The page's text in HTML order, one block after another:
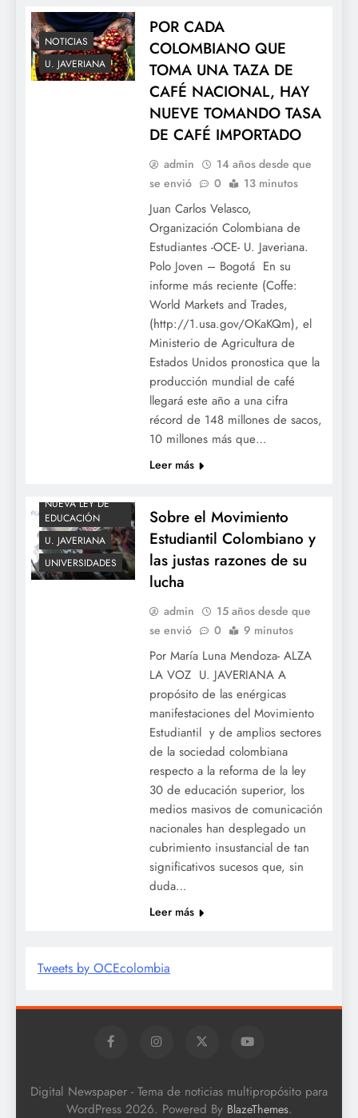
NOTICIAS
U. JAVERIANA
POR CADA
COLOMBIANO QUE
TOMA UNA TAZA DE
CAFÉ NACIONAL, HAY
NUEVE TOMANDO TASA
DE CAFÉ IMPORTADO
admin
14 años desde que
se envió
0 13 minutos
Juan Carlos Velasco,
Organización Colombiana de
Estudiantes -OCE- U. Javeriana.
Polo Joven – Bogotá En su
informe más reciente (Coffe:
World Markets and Trades,
(http://1.usa.gov/OKaKQm), el
Ministerio de Agricultura de
Estados Unidos pronostica que la
producción mundial de café
llegará este año a una cifra
récord de 148 millones de sacos,
10 millones más que…
Leer más
NUEVA LEY DE
EDUCACIÓN
U. JAVERIANA
UNIVERSIDADES
Sobre el Movimiento
Estudiantil Colombiano y
las justas razones de su
lucha
admin
15 años desde que
se envió
0 9 minutos
Por María Luna Mendoza- ALZA
LA VOZ U. JAVERIANA A
propósito de las enérgicas
manifestaciones del Movimiento
Estudiantil y de amplios sectores
de la sociedad colombiana
respecto a la reforma de la ley
30 de educación superior, los
medios masivos de comunicación
nacionales han desplegado un
cubrimiento insustancial de tan
significativos sucesos que, sin
duda…
Leer más
Tweets by OCEcolombia
Digital Newspaper - Tema de noticias multipropósito para
WordPress 2026. Powered By BlazeThemes.